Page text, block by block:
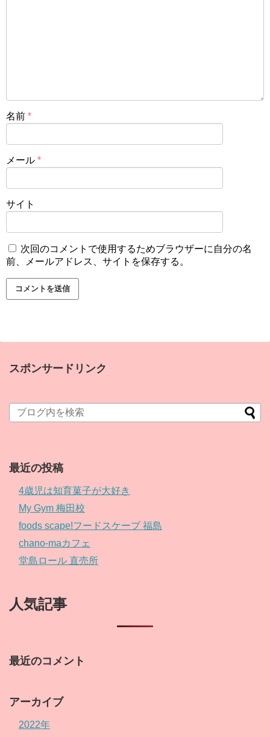
名前 *
メール *
サイト
次回のコメントで使用するためブラウザーに自分の名
前、メールアドレス、サイトを保存する。
スポンサードリンク
最近の投稿
4歳児は知育菓子が大好き
My Gym 梅田校
foods scape!フードスケープ 福島
chano-maカフェ
堂島ロール 直売所
人気記事
最近のコメント
アーカイブ
2022年